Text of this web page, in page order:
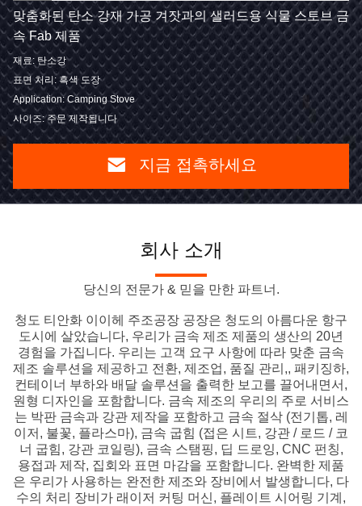
맞춤화된 탄소 강재 가공 겨잣과의 샐러드용 식물 스토브 금
속 Fab 제품
재료: 탄소강
표면 처리: 흑색 도장
Application: Camping Stove
사이즈: 주문 제작됩니다
지금 접촉하세요
회사 소개
당신의 전문가 & 믿을 만한 파트너.
청도 티안화 이이헤 주조공장 공장은 청도의 아름다운 항구
도시에 살았습니다, 우리가 금속 제조 제품의 생산의 20년
경험을 가집니다. 우리는 고객 요구 사항에 따라 맞춘 금속
제조 솔루션을 제공하고 전환, 제조업, 품질 관리,, 패키징하,
컨테이너 부하와 배달 솔루션을 출력한 보고를 끌어내면서,
원형 디자인을 포함합니다. 금속 제조의 우리의 주로 서비스
는 박판 금속과 강관 제작을 포함하고 금속 절삭 (전기톱, 레
이저, 불꽃, 플라스마), 금속 굽힘 (접은 시트, 강관 / 로드 / 코
너 굽힘, 강관 코일링), 금속 스탬핑, 딥 드로잉, CNC 펀칭,
용접과 제작, 집회와 표면 마감을 포함합니다. 완벽한 제품
은 우리가 사용하는 완전한 제조와 장비에서 발생합니다, 다
수의 처리 장비가 래이저 커팅 머신, 플레이트 시어링 기계,